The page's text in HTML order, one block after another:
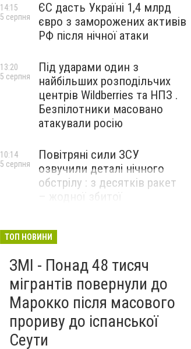
ЄС дасть Україні 1,4 млрд
євро з заморожених активів
РФ після нічної атаки
14:15
5 серпня
Під ударами один з
найбільших розподільчих
центрів Wildberries та НПЗ .
Безпілотники масовано
атакували росію
13:20
5 серпня
Повітряні сили ЗСУ
озвучили деталі нічного
обстрілу : з десятків ракет
– жодної збитої
10:14
5 серпня
ТОП НОВИНИ
ЗМІ - Понад 48 тисяч
мігрантів повернули до
Марокко після масового
прориву до іспанської
Сеути